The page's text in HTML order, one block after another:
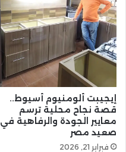
إيجيبت ألومنيوم أسيوط..
قصة نجاح محلية ترسم
معايير الجودة والرفاهية في
صعيد مصر
فبراير 21, 2026